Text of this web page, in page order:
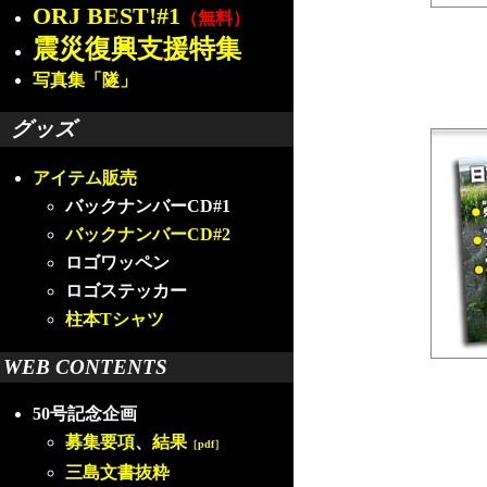
ORJ BEST!#1 （無料）
震災復興支援特集
写真集「隧」
グッズ
アイテム販売
バックナンバーCD#1
バックナンバーCD#2
ロゴワッペン
ロゴステッカー
柱本Tシャツ
WEB CONTENTS
50号記念企画
募集要項、 結果 ［pdf］
三島文書抜粋